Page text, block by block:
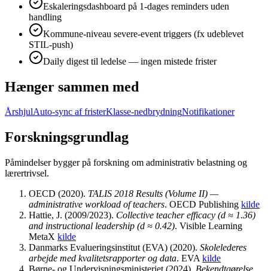
Eskaleringsdashboard på 1-dages reminders uden
handling
Kommune-niveau severe-event triggers (fx udeblevet
STIL-push)
Daily digest til ledelse — ingen mistede frister
Hænger sammen med
ÅrshjulAuto-sync af fristerKlasse-nedbrydningNotifikationer
Forskningsgrundlag
Påmindelser bygger på forskning om administrativ belastning og
lærertrivsel.
OECD (2020). TALIS 2018 Results (Volume II) —
administrative workload of teachers. OECD Publishing kilde
Hattie, J. (2009/2023). Collective teacher efficacy (d ≈ 1.36)
and instructional leadership (d ≈ 0.42). Visible Learning
MetaX kilde
Danmarks Evalueringsinstitut (EVA) (2020). Skolelederes
arbejde med kvalitetsrapporter og data. EVA kilde